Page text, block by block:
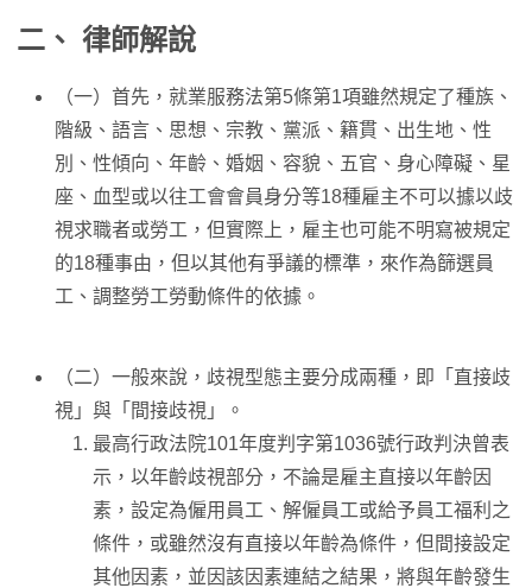
二、 律師解說
（一）首先，就業服務法第5條第1項雖然規定了種族、
階級、語言、思想、宗教、黨派、籍貫、出生地、性
別、性傾向、年齡、婚姻、容貌、五官、身心障礙、星
座、血型或以往工會會員身分等18種雇主不可以據以歧
視求職者或勞工，但實際上，雇主也可能不明寫被規定
的18種事由，但以其他有爭議的標準，來作為篩選員
工、調整勞工勞動條件的依據。
（二）一般來說，歧視型態主要分成兩種，即「直接歧
視」與「間接歧視」。
最高行政法院101年度判字第1036號行政判決曾表
示，以年齡歧視部分，不論是雇主直接以年齡因
素，設定為僱用員工、解僱員工或給予員工福利之
條件，或雖然沒有直接以年齡為條件，但間接設定
其他因素，並因該因素連結之結果，將與年齡發生